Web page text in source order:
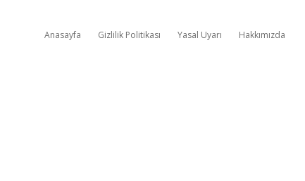
Anasayfa Gizlilik Politikası Yasal Uyarı Hakkımızda